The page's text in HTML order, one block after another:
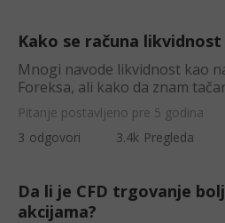
Kako se računa likvidnost
Mnogi navode likvidnost kao
Foreksa, ali kako da znam
nekom trenutku? Postoji li neki
Pitanje postavljeno pre 5 godina
3 odgovori 3.4k Pregleda
Da li je CFD trgovanje
akcijama?